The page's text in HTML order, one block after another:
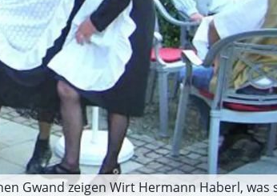
Gwand zeigen Wirt Hermann Haberl, was